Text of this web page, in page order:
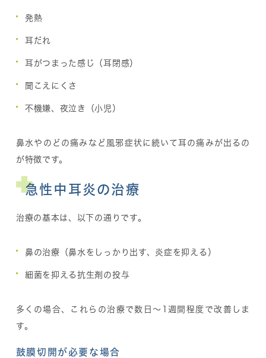
発熱
耳だれ
耳がつまった感じ（耳閉感）
聞こえにくさ
不機嫌、夜泣き（小児）
鼻水やのどの痛みなど風邪症状に続いて耳の痛みが出るの
が特徴です。
急性中耳炎の治療
治療の基本は、以下の通りです。
鼻の治療（鼻水をしっかり出す、炎症を抑える）
細菌を抑える抗生剤の投与
多くの場合、これらの治療で数日〜1週間程度で改善しま
す。
鼓膜切開が必要な場合